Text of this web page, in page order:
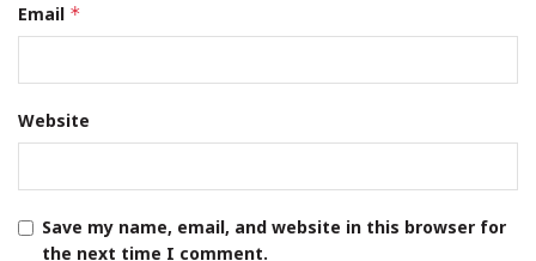
Email *
Website
Save my name, email, and website in this browser for
the next time I comment.